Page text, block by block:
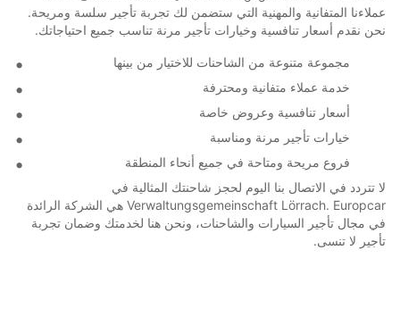
عملاءنا المتفانية والمهنية التي ستضمن لك تجربة تأجير سلسة ومريحة.
نحن نقدم أسعار تنافسية وخيارات تأجير مرنة تناسب جميع احتياجاتك.
مجموعة متنوعة من الشاحنات للاختيار من بينها
خدمة عملاء متفانية ومحترفة
أسعار تنافسية وعروض خاصة
خيارات تأجير مرنة ومناسبة
فروع مريحة ومتاحة في جميع أنحاء المنطقة
لا تتردد في الاتصال بنا اليوم لحجز شاحنتك المثالية في
Verwaltungsgemeinschaft Lörrach. Europcar هي الشركة الرائدة
في مجال تأجير السيارات والشاحنات، ونحن هنا لخدمتك وضمان تجربة
تأجير لا تنسى.